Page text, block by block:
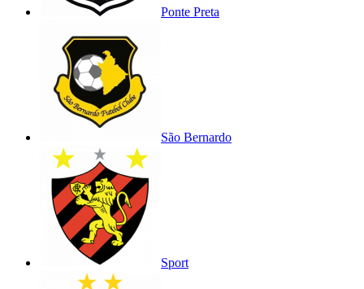
Ponte Preta
São Bernardo
Sport